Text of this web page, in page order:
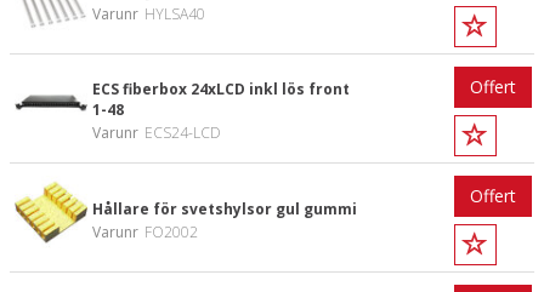
Varunr HYLSA40
ECS fiberbox 24xLCD inkl lös front
1-48
Varunr ECS24-LCD
Offert
Hållare för svetshylsor gul gummi
Varunr FO2002
Offert